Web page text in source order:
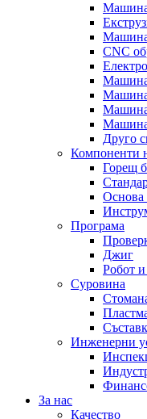
Машина
CNC
Машина
Машина
Машина
Машина
Друго
Компоненти
Горещ
Основа
Програма
Джиг
Робот
Суровина
Инженерни
За нас
Качество